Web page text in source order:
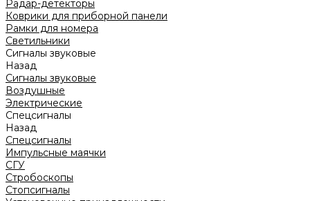
Радар-детекторы
Коврики для приборной панели
Рамки для номера
Светильники
Сигналы звуковые
Назад
Сигналы звуковые
Воздушные
Электрические
Спецсигналы
Назад
Спецсигналы
Импульсные маячки
СГУ
Стробоскопы
Стопсигналы